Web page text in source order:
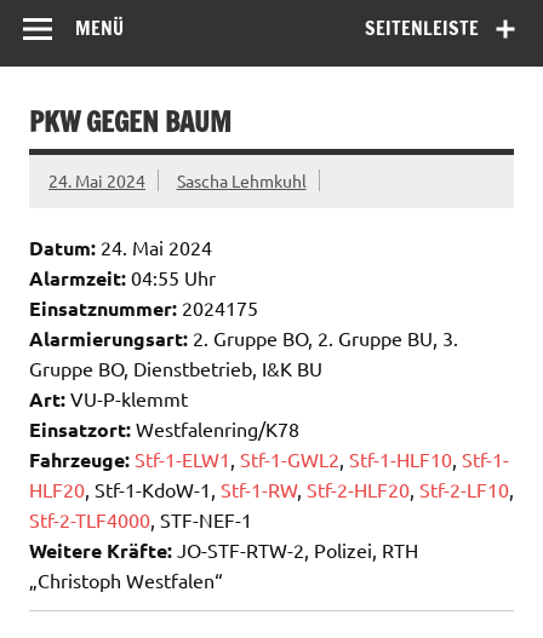
SEITENLEISTE
MENÜ
PKW GEGEN BAUM
24. Mai 2024 Sascha Lehmkuhl
Datum: 24. Mai 2024
Alarmzeit: 04:55 Uhr
Einsatznummer: 2024175
Alarmierungsart: 2. Gruppe BO, 2. Gruppe BU, 3.
Gruppe BO, Dienstbetrieb, I&K BU
Art: VU-P-klemmt
Einsatzort: Westfalenring/K78
Fahrzeuge: Stf-1-ELW1 Stf-1-GWL2 Stf-1-HLF10 Stf-1-
HLF20 , Stf-1-KdoW-1, Stf-1-RW, Stf-2-HLF20 Stf-2-LF10
Stf-2-TLF4000 , STF-NEF-1
Weitere Kräfte: JO-STF-RTW-2, Polizei, RTH
„Christoph Westfalen“